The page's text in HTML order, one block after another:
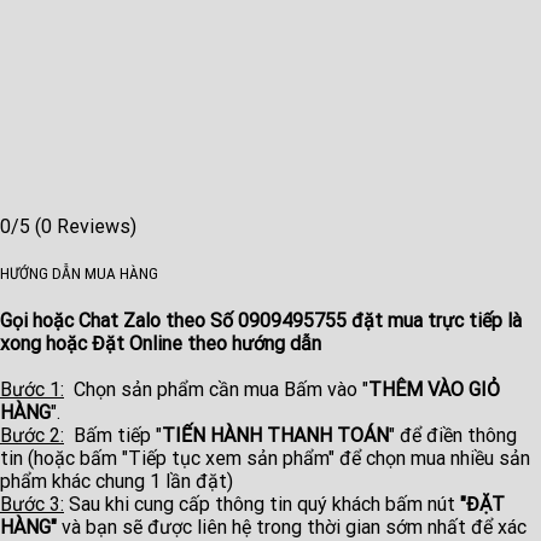
0/5 (0 Reviews)
HƯỚNG DẪN MUA HÀNG
Gọi hoặc Chat Zalo theo Số 0909495755 đặt mua trực tiếp là
xong hoặc Đặt Online theo hướng dẫn
Bước 1: Chọn sản phẩm cần mua Bấm vào "THÊM VÀO GIỎ
HÀNG".
Bước 2: Bấm tiếp "TIẾN HÀNH THANH TOÁN" để điền thông
tin (hoặc bấm "Tiếp tục xem sản phẩm" để chọn mua nhiều sản
phẩm khác chung 1 lần đặt)
Bước 3: Sau khi cung cấp thông tin quý khách bấm nút "ĐẶT
HÀNG" và bạn sẽ được liên hệ trong thời gian sớm nhất để xác